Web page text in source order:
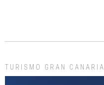
días, ella incluida...
TURISMO GRAN CANARIA